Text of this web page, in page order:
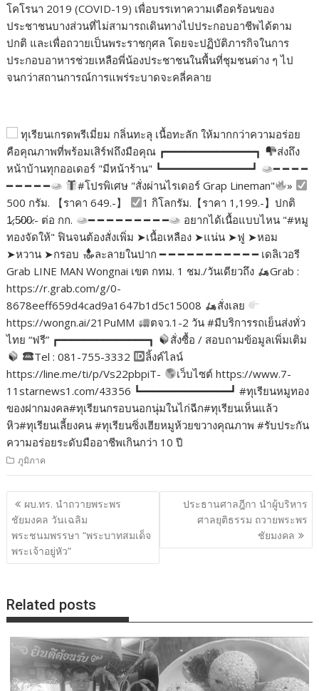
โคโรนา 2019 (COVID-19) เพื่อบรรเทาความเดือดร้อนของ
ประชาชนบางส่วนที่ไม่สามารถเดินทางไปประกอบอาชีพได้ตาม
ปกติ และเพื่อถวายเป็นพระราชกุศล โดยจะปฏิบัติภารกิจในการ
ประกอบอาหารช่วยเหลือพี่น้องประชาชนในพื้นที่ชุมชนต่าง ๆ ไป
จนกว่าสถานการณ์การแพร่ระบาดจะคลี่คลาย
ทุเรียนเกรดพรีเมี่ยม กลิ่นทะลุ เนื้อทะลัก ให้มากกว่าความอร่อย
คือคุณภาพที่พร้อมเสิร์ฟถึงมือคุณ ┏━━━━━━━━━━━━━━┓
ส่งถึง
หน้าบ้านทุกออเดอร์ "มีหน้าร้าน" ┗━━━━━━━━━━━━━━┛
━ ━ ━ ━
━ ━ ━ ━ ━
#โปรพิเศษ "สั่งผ่านไรเดอร์ Grap Lineman"
»
500 กรัม. 【ราคา 649.-】
1 กิโลกรัม.【ราคา 1,199.-】ปกติ
1̷,5̷0̷0̷.- ต่อ กก.
━ ━ ━ ━ ━ ━ ━ ━ ━
อยากได้เนื้อแบบไหน "#หมู
ทองจัดให้" ฟินจนต้องสั่งเพิ่ม ➤เนื้อเหลือง ➤แน่น ➤ฟู ➤หอม
➤หวาน ➤กรอบ
ละลายในปาก ━ ━ ━ ━ ━ ━ ━ ━ ━ ━ ━ เดลิเวอรี
Grab LINE MAN Wongnai เขต กทม. 1 ชม./วันเดียวถึง
Grab :
https://r.grab.com/g/0-
8678eeff659d4cad9a1647b1d5c15008
สั่งเลย
https://wongn.ai/21PuMM
ตจว.1-2 วัน #มีบริการรถเย็นส่งทั่ว
ไทย “ฟรี” ┏━━━━━━━━━━━━━━┓
สั่งซื้อ / สอบถามข้อมูลเพิ่มเติม
Tel : 081-755-3332
ลิ้งค์ไลน์
https://line.me/ti/p/Vs22pbpiT-
เว็บไซต์ https://www.7-
11starnews1.com/43356 ┗━━━━━━━━━━━━━━┛ #ทุเรียนหมูทอง
ของฝากมงคล#ทุเรียนกรอบนอกนุ่มในไก่ฉีก#ทุเรียนเห็นแล้ว
หิว#ทุเรียนเลี้ยงคน #ทุเรียนซิ่งเฮียหมูห้วยขวางคุณภาพ #รับประกัน
ความอร่อยระดับมืออาชีพเกินกว่า 10 ปี
ภูมิภาค
แนะแนว
เรื่อง
ผบ.ทร. นำถวายพระพร
ชัยมงคล วันเฉลิม
พระชนมพรรษา “พระบาทสมเด็จ
พระเจ้าอยู่หัว”
ประธานศาลฎีกา นำผู้บริหาร
ศาลยุติธรรม ถวายพระพร
ชัยมงคล
Related posts